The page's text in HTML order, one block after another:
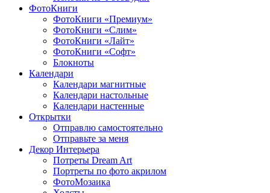
ФотоКниги
ФотоКниги «Премиум»
ФотоКниги «Слим»
ФотоКниги «Лайт»
ФотоКниги «Софт»
Блокноты
Календари
Календари магнитные
Календари настольные
Календари настенные
Открытки
Отправлю самостоятельно
Отправьте за меня
Декор Интерьера
Потреты Dream Art
Портреты по фото акрилом
ФотоМозаика